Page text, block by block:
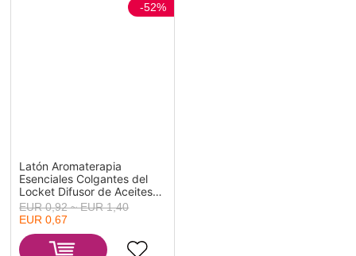
Latón Aromaterapia
Esenciales Colgantes del
Locket Difusor de Aceites
Plata Antigua Filigrana
Rombo Puede Abrir (Apta:
26mm x18mm, 2 Unidades
-52%
EUR 0,92 ~ EUR 1,40
EUR 0,67